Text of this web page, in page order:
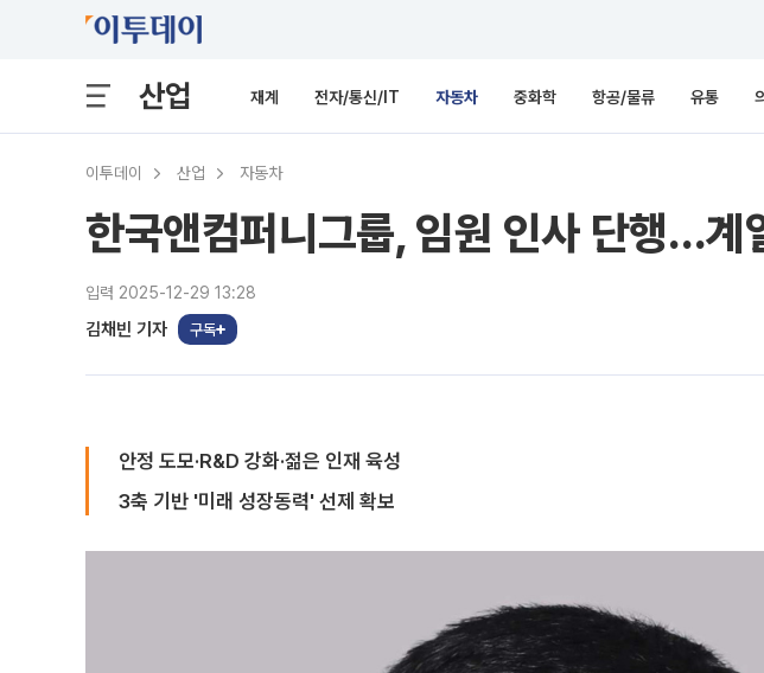
산업 재계 전자/통신/IT 자동차 중화학 항공/물류 유통
이투데이 산업 자동차
한국앤컴퍼니그룹, 임원 인사 단행…
입력 2025-12-29 13:28
김채빈 기자 구독
안정 도모·R&D 강화·젊은 인재 육성
3축 기반 '미래 성장동력' 선제 확보